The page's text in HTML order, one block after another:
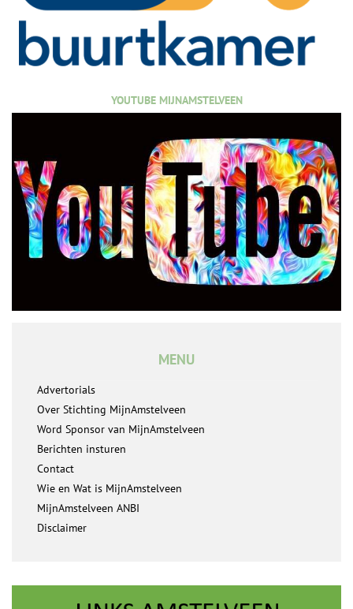
YOUTUBE MIJNAMSTELVEEN
MENU
Advertorials
Over Stichting MijnAmstelveen
Word Sponsor van MijnAmstelveen
Berichten insturen
Contact
Wie en Wat is MijnAmstelveen
MijnAmstelveen ANBI
Disclaimer